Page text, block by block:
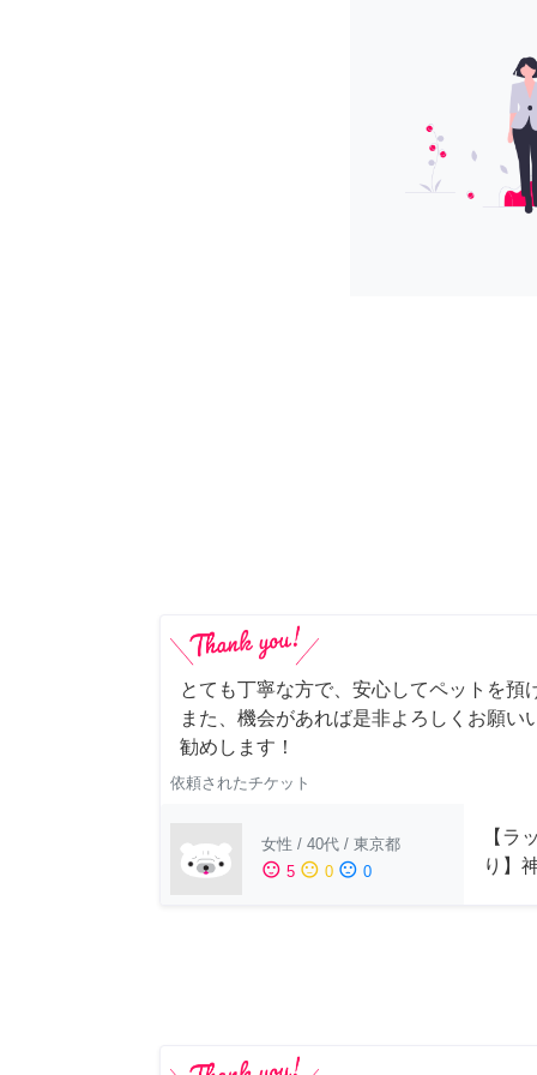
とても丁寧な方で、安心してペットを預
また、機会があれば是非よろしくお願い
勧めします！
依頼されたチケット
女性 / 40代 / 東京都
sentiment_satisfied 5 sentiment_neutral 0 sentiment_dissatisfied 0
【ラ
り】